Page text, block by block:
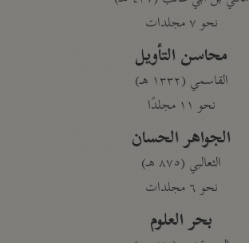
نحو ٧ مجلدات
محاسن التأويل
القاسمي (١٣٣٢ هـ)
نحو ١١ مجلدًا
الجواهر الحسان
الثعالبي (٨٧٥ هـ)
نحو ٦ مجلدات
بحر العلوم